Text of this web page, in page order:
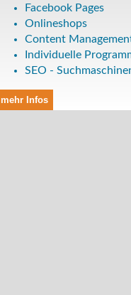
Facebook Pages
Onlineshops
Content
Individuelle
SEO -
mehr Infos